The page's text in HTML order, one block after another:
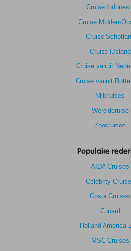
Cruise
Cruise Midden-
Cruise
Cruise IJsland
Cruise vanuit
Cruise vanuit
Nijlcruises
Wereldcruise
Zeecruises
Populaire
AIDA Cruises
Celebrity
Costa Cruises
Cunard
Holland America
MSC Cruises